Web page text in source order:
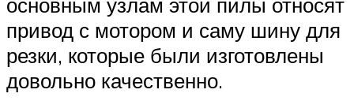
привод с мотором и саму шину для
резки, которые были изготовлены
довольно качественно.